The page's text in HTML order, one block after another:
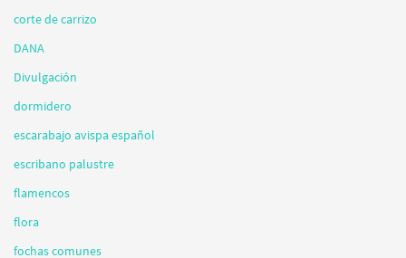
corte de carrizo
DANA
Divulgación
dormidero
escarabajo avispa español
escribano palustre
flamencos
flora
fochas comunes